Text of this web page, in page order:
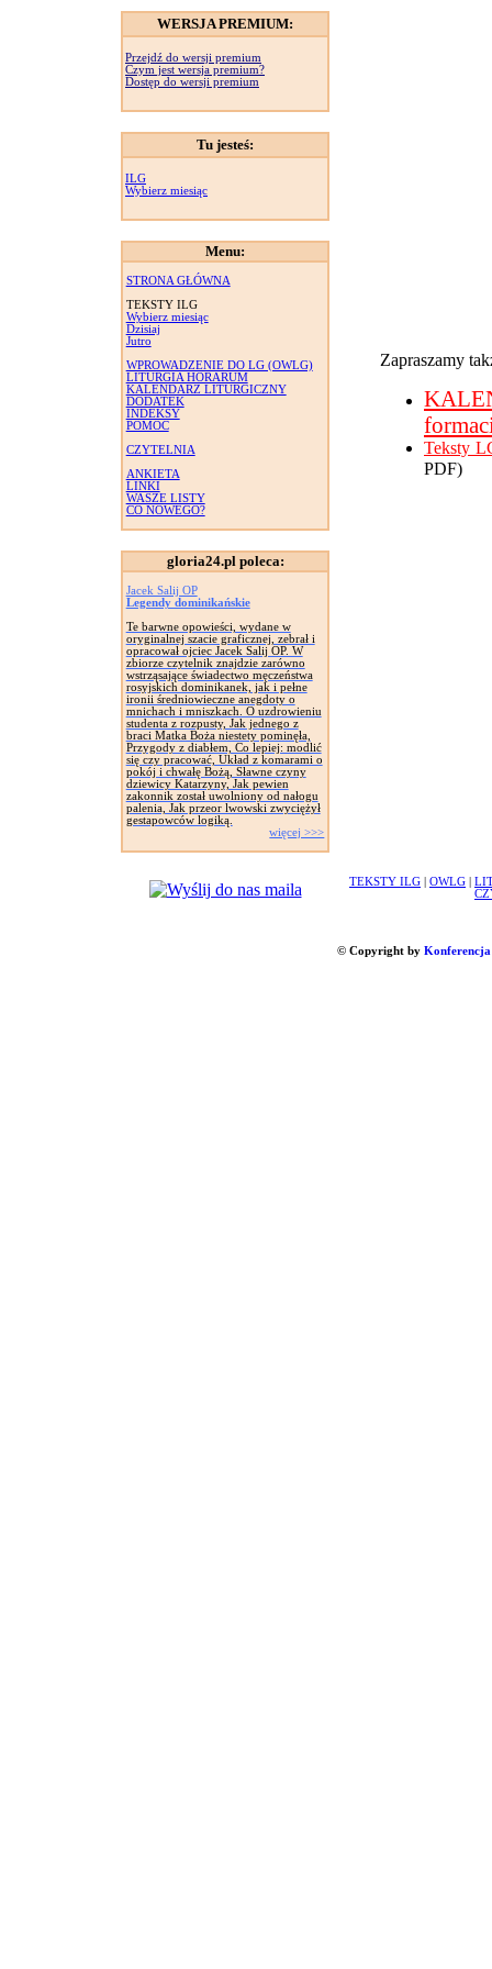
WERSJA PREMIUM:
Przejdź do wersji premium
Czym jest wersja premium?
Dostęp do wersji premium
Tu jesteś:
ILG
Wybierz miesiąc
Menu:
STRONA GŁÓWNA
TEKSTY ILG
Wybierz miesiąc
Dzisiaj
Jutro
WPROWADZENIE DO LG (OWLG)
LITURGIA HORARUM
KALENDARZ LITURGICZNY
DODATEK
INDEKSY
POMOC
CZYTELNIA
ANKIETA
LINKI
WASZE LISTY
CO NOWEGO?
gloria24.pl poleca:
Jacek Salij OP
Legendy dominikańskie
Te barwne opowieści, wydane w
oryginalnej szacie graficznej, zebrał i
opracował ojciec Jacek Salij OP. W
zbiorze czytelnik znajdzie zarówno
wstrząsające świadectwo męczeństwa
rosyjskich dominikanek, jak i pełne
ironii średniowieczne anegdoty o
mnichach i mniszkach. O uzdrowieniu
studenta z rozpusty, Jak jednego z
braci Matka Boża niestety pominęła,
Przygody z diabłem, Co lepiej: modlić
się czy pracować, Układ z komarami o
pokój i chwałę Bożą, Sławne czyny
dziewicy Katarzyny, Jak pewien
zakonnik został uwolniony od nałogu
palenia, Jak przeor lwowski zwyciężył
gestapowców logiką.
więcej >>>
Zapraszamy
Teksty
PDF)
TEKSTY ILG OWLG
© Copyright by Konferencja